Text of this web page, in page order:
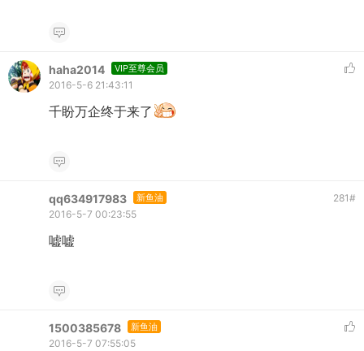
haha2014 VIP至尊会员
2016-5-6 21:43:11
千盼万企终于来了
qq634917983 新鱼油 281#
2016-5-7 00:23:55
嘘嘘
1500385678 新鱼油
2016-5-7 07:55:05